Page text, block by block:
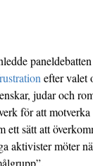
efter valet
judar och
för att
ett sätt att
aktivister möter